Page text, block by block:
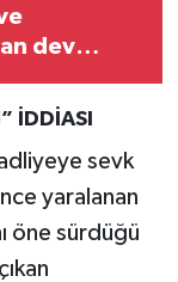
dev
İDDİASI
sevk
yaralanan
öne sürdüğü